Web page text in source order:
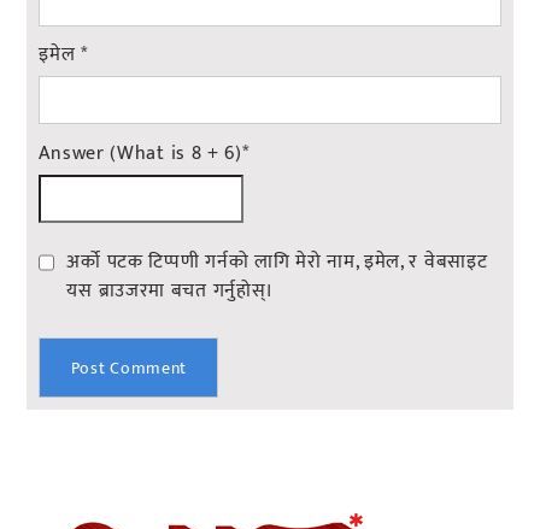
इमेल*
Answer (What is 8 + 6)*
अर्को पटक टिप्पणी गर्नको लागि मेरो नाम, इमेल, र वेबसाइट
यस ब्राउजरमा बचत गर्नुहोस्।